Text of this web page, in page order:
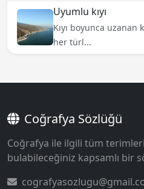
Uyumlu kıyı
Kıyı boyunca uzanan
her türl...
Coğrafya Sözlüğü
Coğrafya ile ilgili tüm
bulabileceğiniz kapsamlı bir